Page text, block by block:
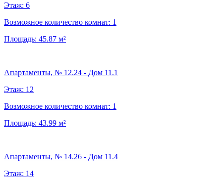
Этаж: 6
Возможное количество комнат: 1
Площадь: 45.87 м²
Апартаменты, № 12.24 - Дом 11.1
Этаж: 12
Возможное количество комнат: 1
Площадь: 43.99 м²
Апартаменты, № 14.26 - Дом 11.4
Этаж: 14